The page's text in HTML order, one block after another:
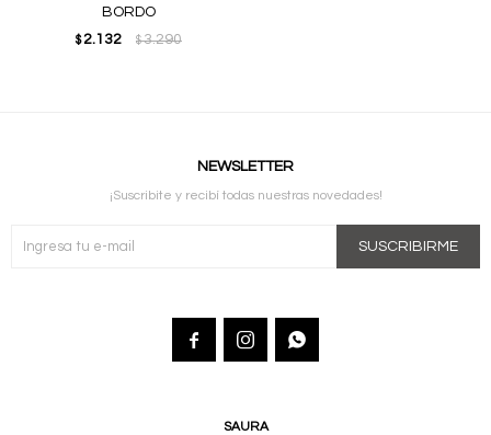
BORDO
$ 2.132 $3.290
SAURA
NEWSLETTER
¡Suscribite y recibí todas nuestras novedades!
SUSCRIBIRME
  